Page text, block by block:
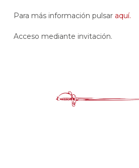
Para más información pulsar aquí.
Acceso mediante invitación.